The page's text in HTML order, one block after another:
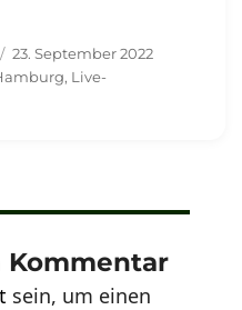
Veröffentlicht
am
23. September 2022
, Live-
Kommentar
sein, um einen